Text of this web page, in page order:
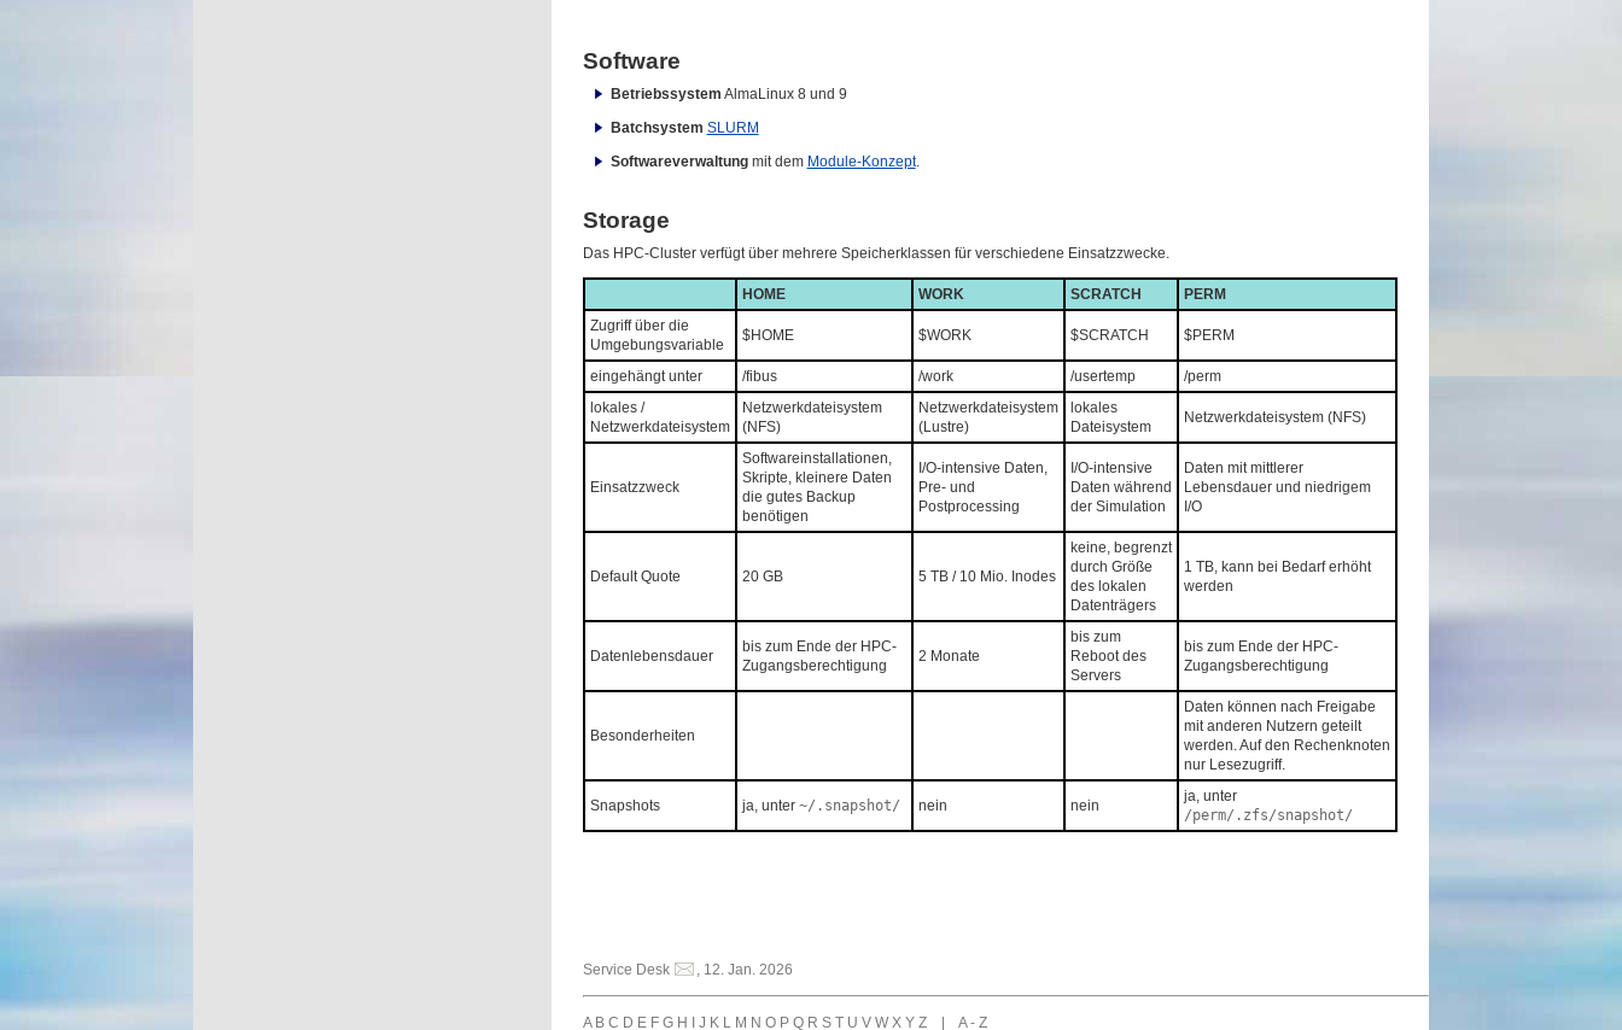
Software
Betriebssystem AlmaLinux 8 und 9
Batchsystem SLURM
Softwareverwaltungmit dem Module-Konzept.
Storage
Das HPC-Cluster verfügt über mehrere Speicherklassen für verschiedene Einsatzzwecke.
HOME WORK SCRATCH
PERM
Zugriff über die
Umgebungsvariable
$HOME $WORK $SCRATCH $PERM
eingehängt unter /fibus /work /usertemp
/perm
lokales /
Netzwerkdateisystem
Netzwerkdateisystem
(NFS)
Netzwerkdateisystem
(Lustre)
lokales
Dateisystem
Netzwerkdateisystem (NFS)
Einsatzzweck
Softwareinstallationen,
Skripte, kleinere Daten
die gutes Backup
benötigen
I/O-intensive Daten,
Pre- und
Postprocessing
I/O-intensive
Daten während
der Simulation
Daten mit mittlerer
Lebensdauer und niedrigem
I/O
Default Quote 20 GB 5 TB / 10 Mio. Inodes
keine, begrenzt
durch Größe
des lokalen
Datenträgers
1 TB, kann bei Bedarf erhöht
werden
Datenlebensdauer
bis zum Ende der HPC-
Zugangsberechtigung
2 Monate
bis zum
Reboot des
Servers
bis zum Ende der HPC-
Zugangsberechtigung
Besonderheiten
Daten können nach Freigabe
mit anderen Nutzern geteilt
werden. Auf den Rechenknoten
nur Lesezugriff.
Snapshots ja, unter ~/.snapshot/ nein nein
ja, unter
/perm/.zfs/snapshot/
Service Desk , 12. Jan. 2026
A B C D E F G H J K L M N O P Q R S T U V W X Y Z| A - Z